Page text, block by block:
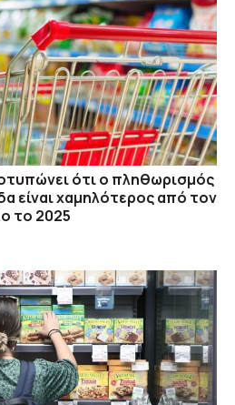
ότι ο πληθωρισμός
είναι χαμηλότερος από τον
το 2025